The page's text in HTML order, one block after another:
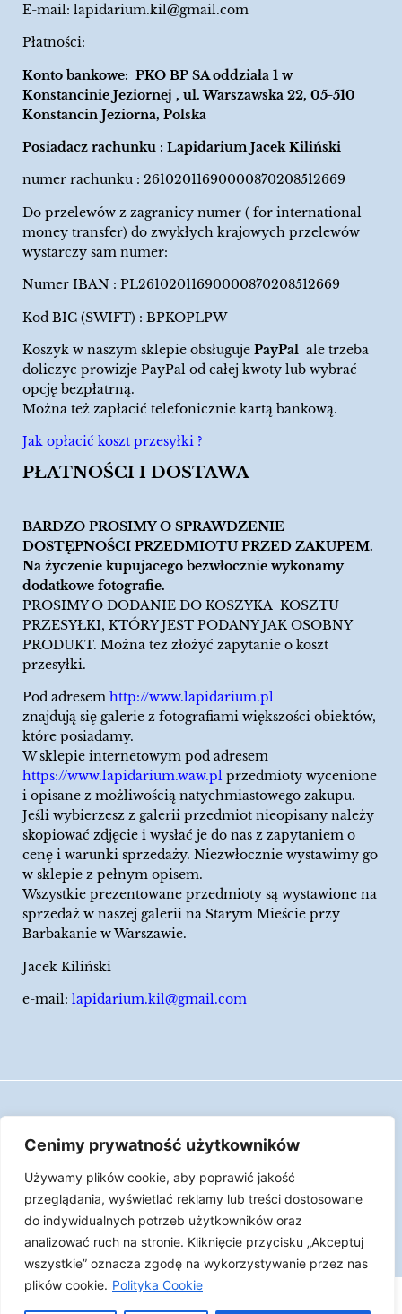
Cenimy prywatność użytkowników
Używamy plików cookie, aby poprawić jakość
przeglądania, wyświetlać reklamy lub treści dostosowane
do indywidualnych potrzeb użytkowników oraz
analizować ruch na stronie. Kliknięcie przycisku „Akceptuj
wszystkie” oznacza zgodę na wykorzystywanie przez nas
plików cookie. Polityka Cookie
E-mail: lapidarium.kil@gmail.com
Płatności:
Konto bankowe: PKO BP SA oddziała 1 w
Konstancinie Jeziornej , ul. Warszawska 22, 05-510
Konstancin Jeziorna, Polska
Posiadacz rachunku : Lapidarium Jacek Kiliński
numer rachunku : 26102011690000870208512669
Do przelewów z zagranicy numer ( for international
money transfer) do zwykłych krajowych przelewów
wystarczy sam numer:
Numer IBAN : PL26102011690000870208512669
Kod BIC (SWIFT) : BPKOPLPW
Koszyk w naszym sklepie obsługuje PayPal ale trzeba
doliczyc prowizje PayPal od całej kwoty lub wybrać
opcję bezpłatrną.
Można też zapłacić telefonicznie kartą bankową.
Jak opłacić koszt przesyłki ?
PŁATNOŚCI I DOSTAWA
BARDZO PROSIMY O SPRAWDZENIE
DOSTĘPNOŚCI PRZEDMIOTU PRZED ZAKUPEM.
Na życzenie kupujacego bezwłocznie wykonamy
dodatkowe fotografie.
PROSIMY O DODANIE DO KOSZYKA KOSZTU
PRZESYŁKI, KTÓRY JEST PODANY JAK OSOBNY
PRODUKT. Można tez złożyć zapytanie o koszt
przesyłki.
Pod adresem http://www.lapidarium.pl
znajdują się galerie z fotografiami większości obiektów,
które posiadamy.
W sklepie internetowym pod adresem
https://www.lapidarium.waw.pl przedmioty wycenione
i opisane z możliwością natychmiastowego zakupu.
Jeśli wybierzesz z galerii przedmiot nieopisany należy
skopiować zdjęcie i wysłać je do nas z zapytaniem o
cenę i warunki sprzedaży. Niezwłocznie wystawimy go
w sklepie z pełnym opisem.
Wszystkie prezentowane przedmioty są wystawione na
sprzedaż w naszej galerii na Starym Mieście przy
Barbakanie w Warszawie.
Jacek Kiliński
e-mail: lapidarium.kil@gmail.com
Polityka Cookies
LAPIDARIUM Jacka Kilińskiego | Człowiek jest
epizodem w życiu przedmiotów.
Made with ♥︎ by Skydoo